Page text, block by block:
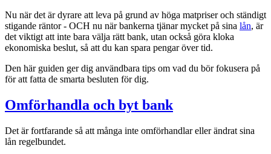
Nu när det är dyrare att leva på grund av höga matpriser och ständigt
stigande räntor - OCH nu när bankerna tjänar mycket på sina lån, är
det viktigt att inte bara välja rätt bank, utan också göra kloka
ekonomiska beslut, så att du kan spara pengar över tid.
Den här guiden ger dig användbara tips om vad du bör fokusera på
för att fatta de smarta besluten för dig.
Omförhandla och byt bank
Det är fortfarande så att många inte omförhandlar eller ändrat sina
lån regelbundet.